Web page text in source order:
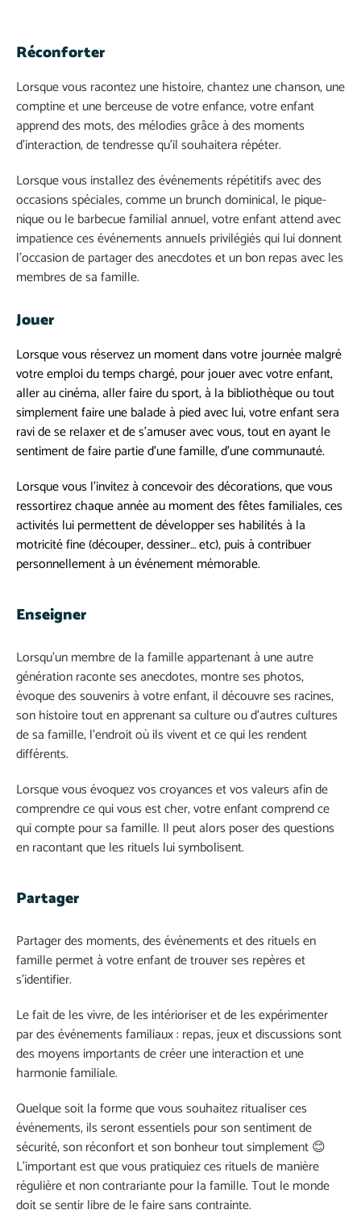
Réconforter
Lorsque vous racontez une histoire, chantez une chanson, une
comptine et une berceuse de votre enfance, votre enfant
apprend des mots, des mélodies grâce à des moments
d’interaction, de tendresse qu’il souhaitera répéter.
Lorsque vous installez des événements répétitifs avec des
occasions spéciales, comme un brunch dominical, le pique-
nique ou le barbecue familial annuel, votre enfant attend avec
impatience ces événements annuels privilégiés qui lui donnent
l’occasion de partager des anecdotes et un bon repas avec les
membres de sa famille.
Jouer
Lorsque vous réservez un moment dans votre journée malgré
votre emploi du temps chargé, pour jouer avec votre enfant,
aller au cinéma, aller faire du sport, à la bibliothèque ou tout
simplement faire une balade à pied avec lui, votre enfant sera
ravi de se relaxer et de s’amuser avec vous, tout en ayant le
sentiment de faire partie d’une famille, d’une communauté.
Lorsque vous l’invitez à concevoir des décorations, que vous
ressortirez chaque année au moment des fêtes familiales, ces
activités lui permettent de développer ses habilités à la
motricité fine (découper, dessiner… etc), puis à contribuer
personnellement à un événement mémorable.
Enseigner
Lorsqu’un membre de la famille appartenant à une autre
génération raconte ses anecdotes, montre ses photos,
évoque des souvenirs à votre enfant, il découvre ses racines,
son histoire tout en apprenant sa culture ou d’autres cultures
de sa famille, l’endroit où ils vivent et ce qui les rendent
différents.
Lorsque vous évoquez vos croyances et vos valeurs afin de
comprendre ce qui vous est cher, votre enfant comprend ce
qui compte pour sa famille. Il peut alors poser des questions
en racontant que les rituels lui symbolisent.
Partager
Partager des moments, des événements et des rituels en
famille permet à votre enfant de trouver ses repères et
s’identifier.
Le fait de les vivre, de les intérioriser et de les expérimenter
par des événements familiaux : repas, jeux et discussions sont
des moyens importants de créer une interaction et une
harmonie familiale.
Quelque soit la forme que vous souhaitez ritualiser ces
événements, ils seront essentiels pour son sentiment de
sécurité, son réconfort et son bonheur tout simplement 😊
L’important est que vous pratiquiez ces rituels de manière
régulière et non contrariante pour la famille. Tout le monde
doit se sentir libre de le faire sans contrainte.